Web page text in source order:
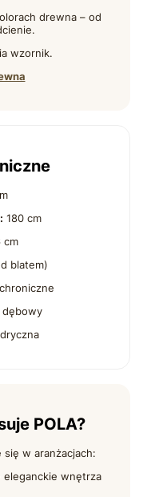
drewna – od
wzornik.
180 cm
cm
blatem)
dębowy
POLA?
się w aranżacjach:
eleganckie wnętrza